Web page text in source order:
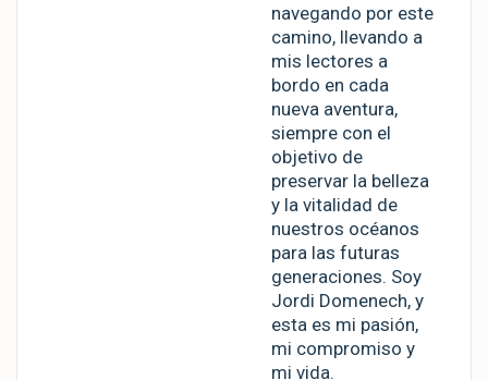
navegando por este
camino, llevando a
mis lectores a
bordo en cada
nueva aventura,
siempre con el
objetivo de
preservar la belleza
y la vitalidad de
nuestros océanos
para las futuras
generaciones. Soy
Jordi Domenech, y
esta es mi pasión,
mi compromiso y
mi vida.